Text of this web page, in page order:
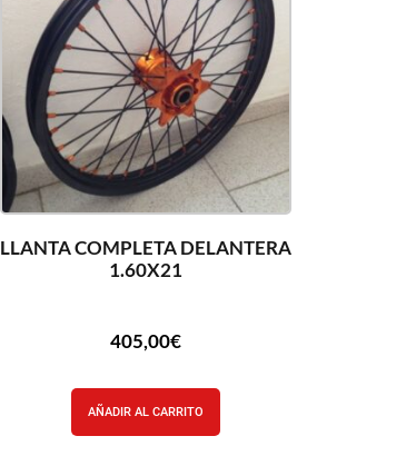
LLANTA COMPLETA DELANTERA
1.60X21
405,00€
AÑADIR AL CARRITO